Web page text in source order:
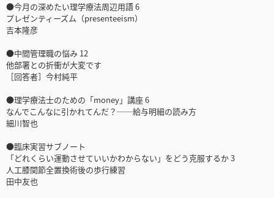
●今月の深めたい理学療法周辺用語 6
プレゼンティーズム（presenteeism）
吉本隆彦
●中間管理職の悩み 12
他部署との折衝が大変です
［回答者］今村純平
●理学療法士のための「money」講座 6
なんでこんなに引かれてんだ？──給与明細の読み方
細川智也
●臨床実習サブノート
「どれくらい運動させていいかわからない」をどう克服するか 3
人工膝関節全置換術後の歩行練習
田中友也